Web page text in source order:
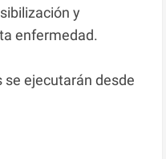
y
enfermedad.
ejecutarán desde